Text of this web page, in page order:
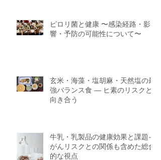
ピロリ菌と健康 〜感染経路・影
響・予防の可能性について〜
玄米・海藻・塩胡麻・天然塩の最
強バランス食 ― ヒ素のリスクと
向き合う
牛乳・乳製品の健康効果と課題—
がんリスクとの関係も含めた総合
的な視点